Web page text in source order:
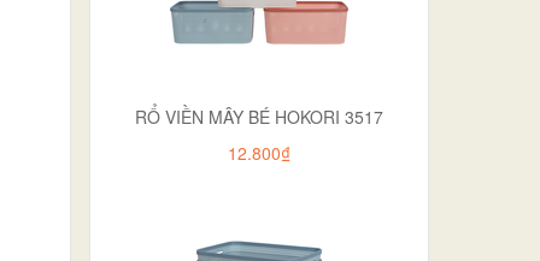
RỔ VIỀN MÂY BÉ HOKORI 3517
12.800₫